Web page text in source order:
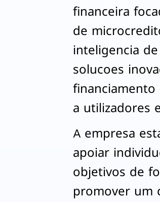
financeira
de
inteligencia
solucoes
a utilizadores
A empresa
apoiar
objetivos de
promover um